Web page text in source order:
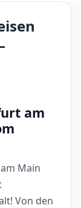
am
Main
Von den